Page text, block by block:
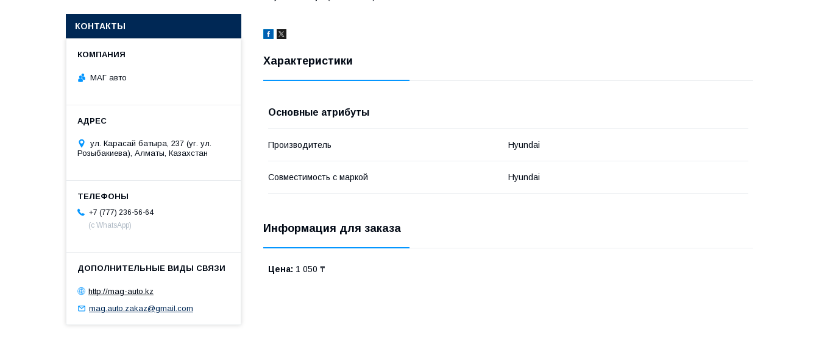
Характеристики
Основные атрибуты
Производитель Hyundai
Совместимость с маркой Hyundai
Информация для заказа
Цена: 1 050 ₸
КОНТАКТЫ
МАГ авто
ул. Карасай батыра, 237 (уг. ул.
Розыбакиева), Алматы, Казахстан
+7 (777) 236-56-64
(с WhatsApp)
http://mag-auto.kz
mag.auto.zakaz@gmail.com